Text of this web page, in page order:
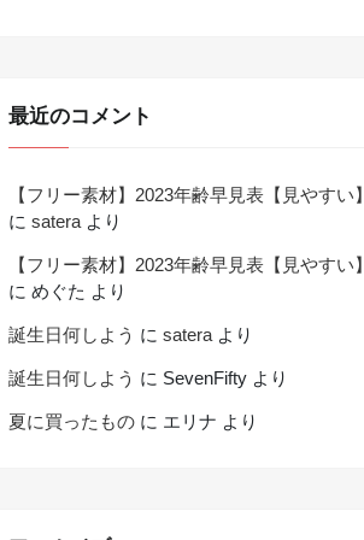
最近のコメント
【フリー素材】2023年齢早見表【見やすい】
に satera より
【フリー素材】2023年齢早見表【見やすい】
に めぐた より
誕生日何しよう に satera より
誕生日何しよう に SevenFifty より
夏に買ったもの に エリナ より